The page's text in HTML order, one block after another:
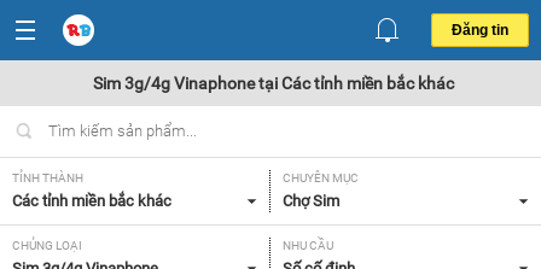
Đăng tin
Sim 3g/4g Vinaphone tại Các tỉnh miền bắc khác
TỈNH THÀNH
Các tỉnh miền bắc khác
CHUYÊN MỤC
Chợ Sim
CHỦNG LOẠI NHU CẦU